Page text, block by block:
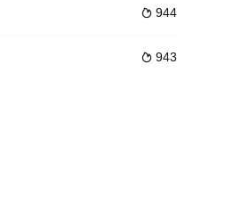
居高位，独处后宫的她每次上朝
 944
 943